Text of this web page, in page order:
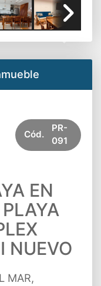
Cód.
PR-
091
EN
NUEVO
MAR,